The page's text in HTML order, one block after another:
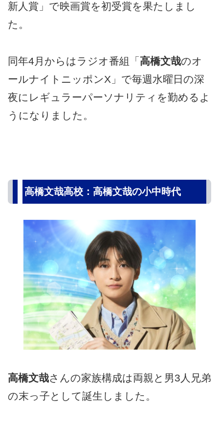
新人賞」で映画賞を初受賞を果たしまし
た。
同年4月からはラジオ番組「 高橋文哉のオ
ールナイトニッポンX」で毎週水曜日の深
夜にレギュラーパーソナリティを勤めるよ
うになりました。
高橋文哉高校：高橋文哉の小中時代
高橋文哉さんの家族構成は両親と男3人兄弟
の末っ子として誕生しました。